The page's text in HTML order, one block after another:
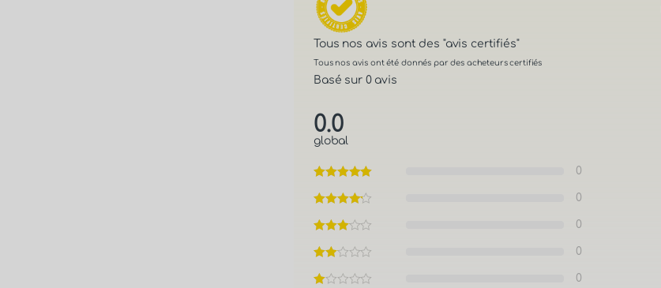
Tous nos avis sont des "avis certifiés"
Tous nos avis ont été donnés par des acheteurs certifiés
Basé sur 0 avis
0.0
global
0
0
0
0
0